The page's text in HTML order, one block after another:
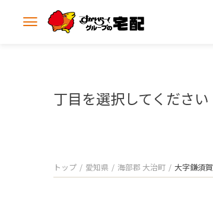
メ
丁目を選択してください
トップ 愛知県 海部郡 大治町 大字鎌須賀